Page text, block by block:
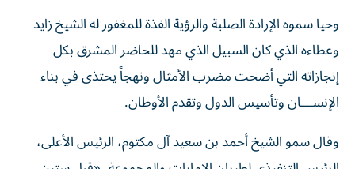
وحيا سموه الإرادة الصلبة والرؤية الفذة للمغفور له الشيخ زايد
وعطاءه الذي كان السبيل الذي مهد للحاضر المشرق بكل
إنجازاته التي أضحت مضرب الأمثال ونهجاً يحتذى في بناء
الإنســـان وتأسيس الدول وتقدم الأوطان.
وقال سمو الشيخ أحمد بن سعيد آل مكتوم، الرئيس الأعلى،